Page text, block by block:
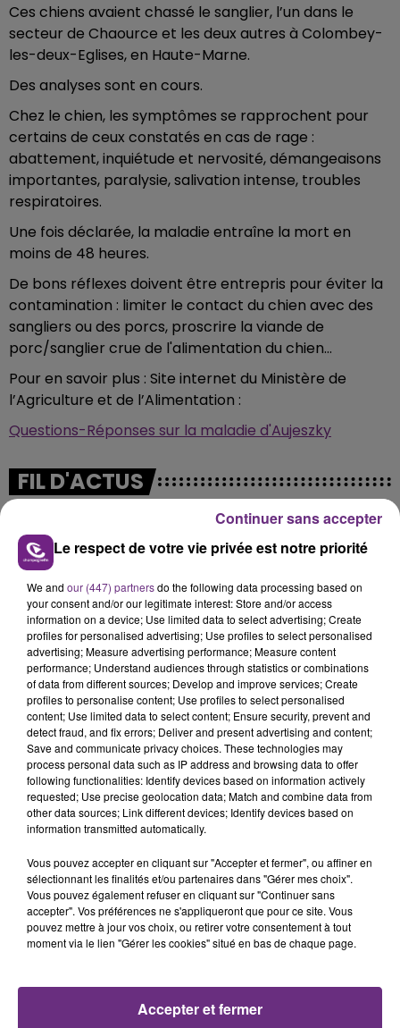
Ces chiens avaient chassé le sanglier, l’un dans le
secteur de Chaource et les deux autres à Colombey-
les-deux-Eglises, en Haute-Marne.
Des analyses sont en cours.
Chez le chien, les symptômes se rapprochent pour
certains de ceux constatés en cas de rage :
abattement, inquiétude et nervosité, démangeaisons
importantes, paralysie, salivation intense, troubles
respiratoires.
Une fois déclarée, la maladie entraîne la mort en
moins de 48 heures.
De bons réflexes doivent être entrepris pour éviter la
contamination : limiter le contact du chien avec des
sangliers ou des porcs, proscrire la viande de
porc/sanglier crue de l'alimentation du chien…
Pour en savoir plus : Site internet du Ministère de
l’Agriculture et de l’Alimentation :
Questions-Réponses sur la maladie d'Aujeszky
FIL D'ACTUS
LA CENTRALE NUCLÉAIRE DE CHOOZ
TOUJOURS À L'ARRÊT
Cela fait déjà une semaine que la centrale
nucléaire ardennaise est à l'arrêt. Une situation
justifiée par la sécheresse intense qui est toujours
présente.
LE MAGASIN JOUÉCLUB DE REIMS FERME
SES PORTES
C'était l'une des institutions du centre-ville
fermer ses portes.
TITRES DIFFUSÉS
Le respect de votre vie privée est notre priorité
We and our (447) partnersdo the following data processing based on
your consent and/or our legitimate interest: Store and/or access
information on a device; Use limited data to select advertising; Create
profiles for personalised advertising; Use profiles to select personalised
advertising; Measure advertising performance; Measure content
performance; Understand audiences through statistics or combinations
of data from different sources; Develop and improve services; Create
profiles to personalise content; Use profiles to select personalised
content; Use limited data to select content; Ensure security, prevent and
detect fraud, and fix errors; Deliver and present advertising and content;
Save and communicate privacy choices. These technologies may
process personal data such as IP address and browsing data to offer
following functionalities: Identify devices based on information actively
requested; Use precise geolocation data; Match and combine data from
other data sources; Link different devices; Identify devices based on
information transmitted automatically.
Vous pouvez accepter en cliquant sur "Accepter et fermer", ou affiner en
sélectionnant les finalités et/ou partenaires dans "Gérer mes choix".
Vous pouvez également refuser en cliquant sur "Continuer sans
accepter". Vos préférences ne s'appliqueront que pour ce site. Vous
pouvez mettre à jour vos choix, ou retirer votre consentement à tout
moment via le lien "Gérer les cookies" situé en bas de chaque page.
Accepter et fermer
Continuer sans accepter